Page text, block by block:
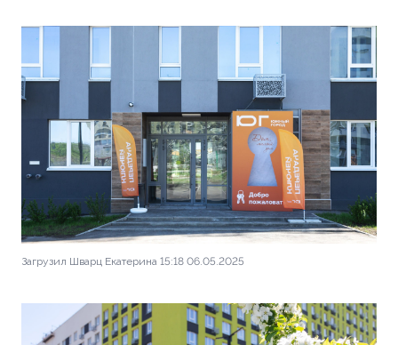
Загрузил Шварц Екатерина 15:18 06.05.2025